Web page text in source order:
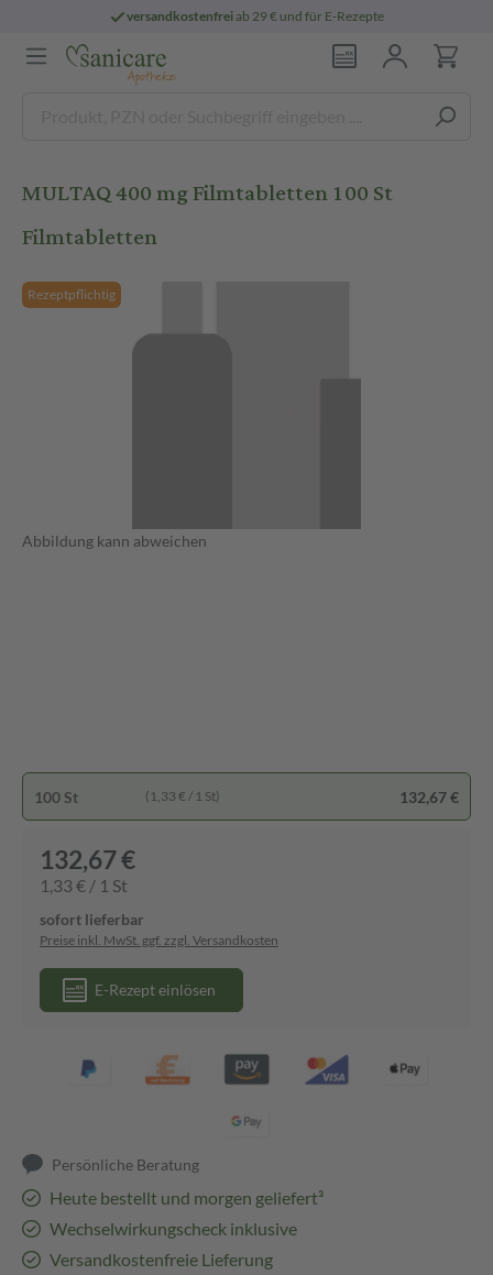
versandkostenfreiab 29 € und für E-Rezepte
MULTAQ 400 mg Filmtabletten 100 St
Filmtabletten
Rezeptpflichtig
Abbildung kann abweichen
100 St (1,33 € / 1 St) 132,67 €
132,67 €
1,33 € / 1 St
sofort lieferbar
Preise inkl. MwSt. ggf. zzgl. Versandkosten
E-Rezept einlösen
Persönliche Beratung
Heute bestellt und morgen geliefert³
Wechselwirkungscheck inklusive
Versandkostenfreie Lieferung